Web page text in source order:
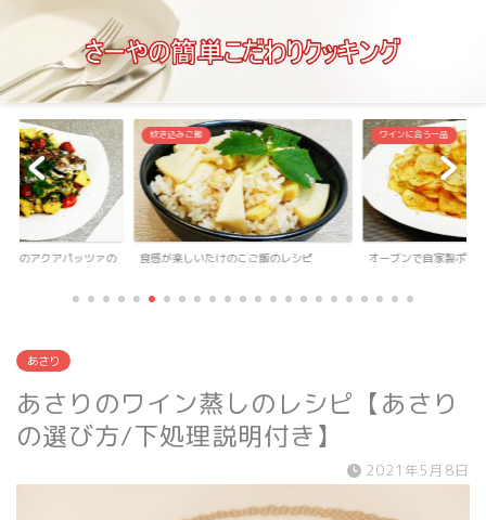
トのアクアパッツァの
炊き込みご飯
食感が楽しいたけのこご飯のレシピ
ワインに合う一品
オーブンで自家製ポテ
あさり
あさりのワイン蒸しのレシピ【あさり
の選び方/下処理説明付き】
2021年5月8日